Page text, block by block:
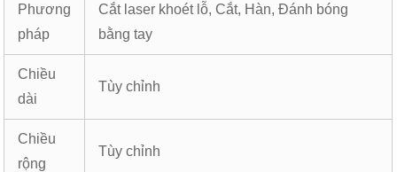
Phương
pháp
Cắt laser khoét lỗ, Cắt, Hàn, Đánh bóng
bằng tay
Chiều
dài
Tùy chỉnh
Chiều
rộng
Tùy chỉnh